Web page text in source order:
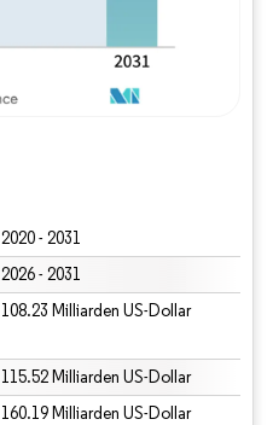
2020 - 2031
2026 - 2031
108.23 Milliarden US-Dollar
115.52 Milliarden US-Dollar
160.19 Milliarden US-Dollar